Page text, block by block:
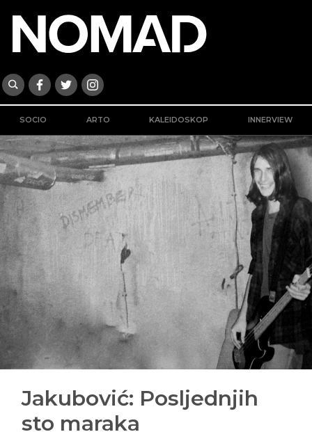
SOCIO ARTO KALEIDOSKOP INNERVIEW
Jakubović: Posljednjih
sto maraka